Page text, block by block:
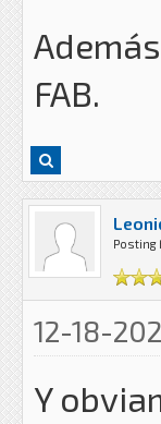
FAB.
Posting
12-18-
Y